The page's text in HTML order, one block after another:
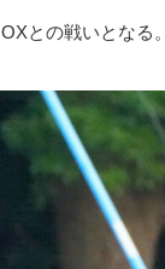
との戦いとなる